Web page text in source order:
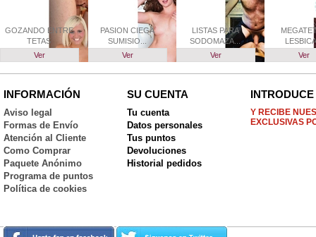
GOZANDO ENTRE
TETAS
Ver
PASION CIEGA
SUMISIO...
Ver
LISTAS PARA
SODOMAZA...
Ver
Ver
INFORMACIÓN
Aviso legal
Formas de Envío
Atención al Cliente
Como Comprar
Paquete Anónimo
Programa de puntos
Política de cookies
SU CUENTA
Tu cuenta
Datos personales
Tus puntos
Devoluciones
Historial pedidos
Y RECIBE
EXCLUSIVAS